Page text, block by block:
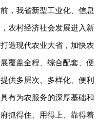
，我省新型工业化、信息
农村经济社会发展进入新
造现代农业大省，加快农
覆盖全程、综合配套、便
供多层次、多样化、便利
有为农服务的深厚基础和
抓得住、用得上、靠得着